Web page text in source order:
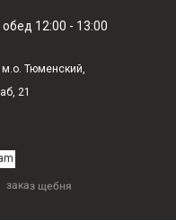
12:00 - 13:00
Тюменский,
21
заказ щебня